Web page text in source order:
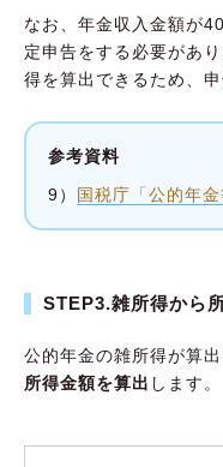
なお、年金収入金額が
定申告をする必要があ
得を算出できるため、
参考資料
9） 国税庁「公的年金
STEP3.雑所得から
公的年金の雑所得が算出
所得金額を算出 します。